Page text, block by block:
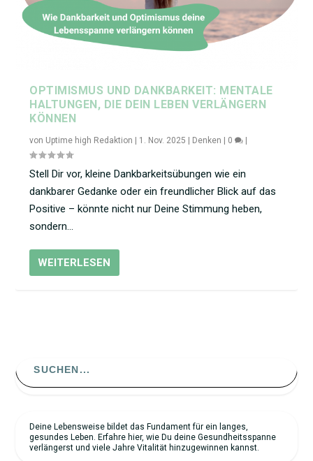
OPTIMISMUS UND DANKBARKEIT: MENTALE
HALTUNGEN, DIE DEIN LEBEN VERLÄNGERN
KÖNNEN
von Uptime high Redaktion 1. Nov. 2025 Denken 0
Stell Dir vor, kleine Dankbarkeitsübungen wie ein
dankbarer Gedanke oder ein freundlicher Blick auf das
Positive – könnte nicht nur Deine Stimmung heben,
sondern…
WEITERLESEN
Deine Lebensweise bildet das Fundament für ein langes,
gesundes Leben. Erfahre hier, wie Du deine Gesundheitsspanne
verlängerst und viele Jahre Vitalität hinzugewinnen kannst.